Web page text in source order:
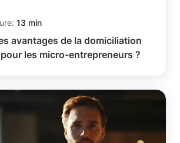
13 min
avantages de la domiciliation
les micro-entrepreneurs ?